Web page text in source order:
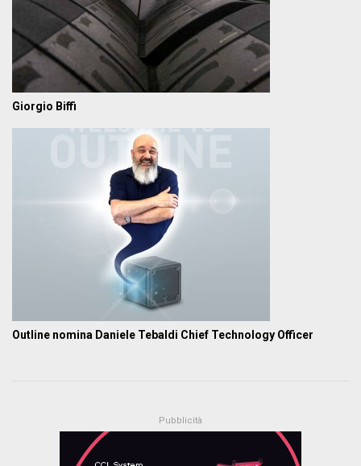
Giorgio Biffi
Outline nomina Daniele Tebaldi Chief Technology Officer